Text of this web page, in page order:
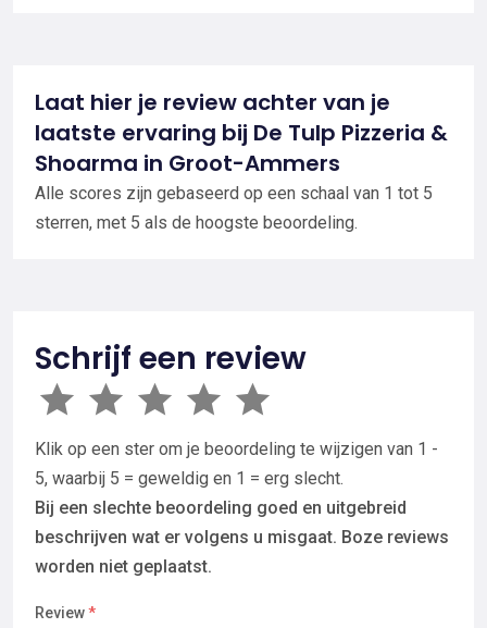
Laat hier je review achter van je
laatste ervaring bij De Tulp Pizzeria &
Shoarma in Groot-Ammers
Alle scores zijn gebaseerd op een schaal van 1 tot 5
sterren, met 5 als de hoogste beoordeling.
Schrijf een review
Klik op een ster om je beoordeling te wijzigen van 1 -
5, waarbij 5 = geweldig en 1 = erg slecht.
Bij een slechte beoordeling goed en uitgebreid
beschrijven wat er volgens u misgaat. Boze reviews
worden niet geplaatst.
Review*